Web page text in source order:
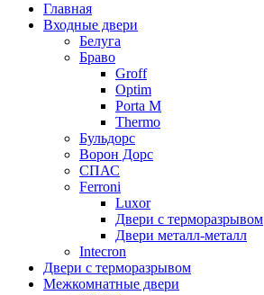
Главная
Входные двери
Белуга
Браво
Groff
Optim
Porta М
Thermo
Бульдорс
Ворон Дорс
СПАС
Ferroni
Luxor
Двери с терморазрывом
Двери металл-металл
Intecron
Двери с терморазрывом
Межкомнатные двери